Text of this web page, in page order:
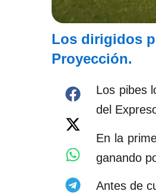
Los dirigidos
Proyección.
Los pibes
del
En la
ganando
Antes de